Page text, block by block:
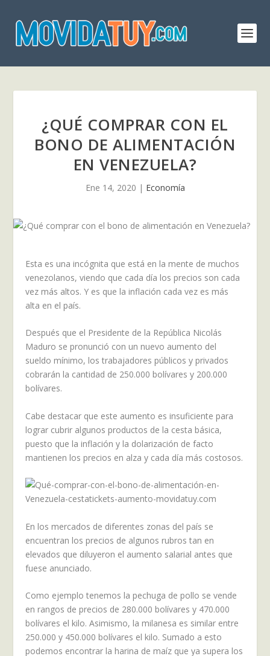
¿QUÉ COMPRAR CON EL
BONO DE ALIMENTACIÓN
EN VENEZUELA?
Ene 14, 2020 | Economía
Esta es una incógnita que está en la mente de muchos
venezolanos, viendo que cada día los precios son cada
vez más altos. Y es que la inflación cada vez es más
alta en el país.
Después que el Presidente de la República Nicolás
Maduro se pronunció con un nuevo aumento del
sueldo mínimo, los trabajadores públicos y privados
cobrarán la cantidad de 250.000 bolívares y 200.000
bolívares.
Cabe destacar que este aumento es insuficiente para
lograr cubrir algunos productos de la cesta básica,
puesto que la inflación y la dolarización de facto
mantienen los precios en alza y cada día más costosos.
En los mercados de diferentes zonas del país se
encuentran los precios de algunos rubros tan en
elevados que diluyeron el aumento salarial antes que
fuese anunciado.
Como ejemplo tenemos la pechuga de pollo se vende
en rangos de precios de 280.000 bolívares y 470.000
bolívares el kilo. Asimismo, la milanesa es similar entre
250.000 y 450.000 bolívares el kilo. Sumado a esto
podemos encontrar la harina de maíz que ya supera los